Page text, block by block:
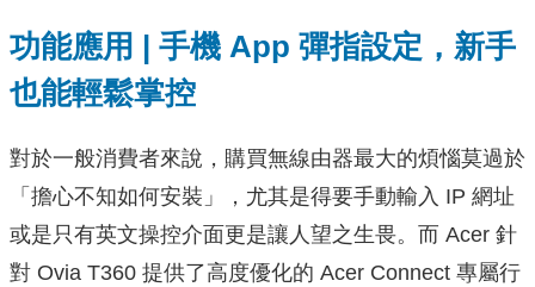
功能應用 | 手機 App 彈指設定，新手
也能輕鬆掌控
對於一般消費者來說，購買無線由器最大的煩惱莫過於
「擔心不知如何安裝」，尤其是得要手動輸入 IP 網址
或是只有英文操控介面更是讓人望之生畏。而 Acer 針
對 Ovia T360 提供了高度優化的 Acer Connect 專屬行